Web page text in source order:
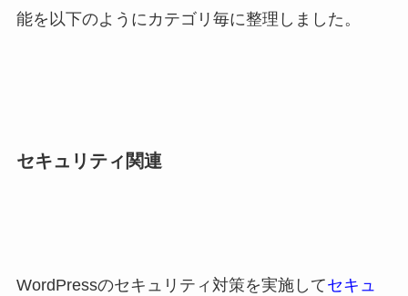
能を以下のようにカテゴリ毎に整理しました。
セキュリティ関連
WordPressのセキュリティ対策を実施してセキュ